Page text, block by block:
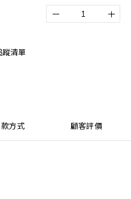
蹤清單
方式 顧客評價